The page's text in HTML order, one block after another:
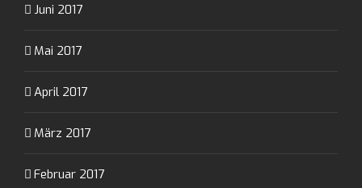
Juni 2017
Mai 2017
April 2017
März 2017
Februar 2017